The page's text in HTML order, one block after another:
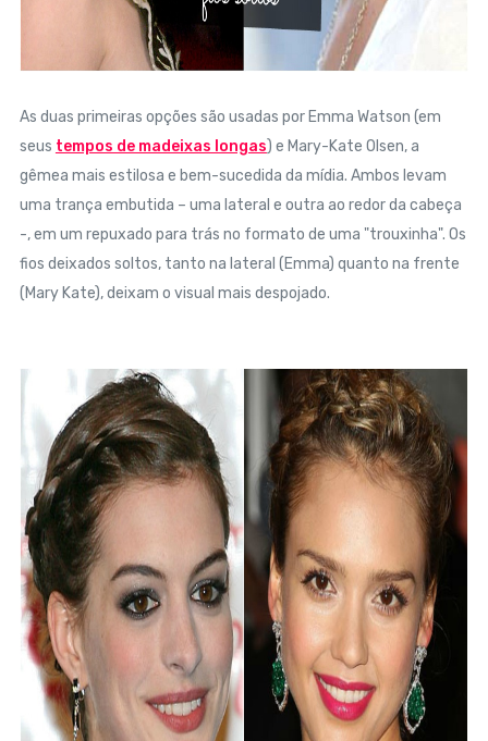
As duas primeiras opções são usadas por Emma Watson (em
seus tempos de madeixas longas) e Mary-Kate Olsen, a
gêmea mais estilosa e bem-sucedida da mídia. Ambos levam
uma trança embutida – uma lateral e outra ao redor da cabeça
-, em um repuxado para trás no formato de uma "trouxinha". Os
fios deixados soltos, tanto na lateral (Emma) quanto na frente
(Mary Kate), deixam o visual mais despojado.